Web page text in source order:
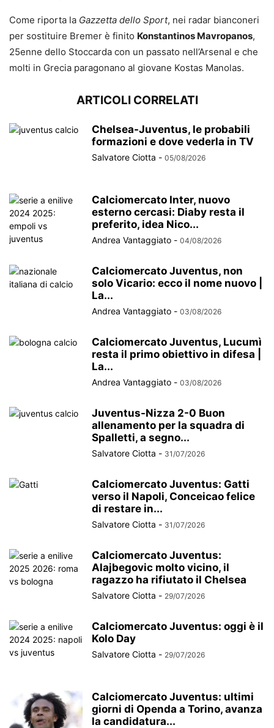
Come riporta la Gazzetta dello Sport, nei radar bianconeri
per sostituire Bremer è finito Konstantinos Mavropanos,
25enne dello Stoccarda con un passato nell’Arsenal e che
molti in Grecia paragonano al giovane Kostas Manolas.
ARTICOLI CORRELATI
Chelsea-Juventus, le probabili
formazioni e dove vederla in TV
Salvatore Ciotta - 05/08/2026
Calciomercato Inter, nuovo
esterno cercasi: Diaby resta il
preferito, idea Nico...
Andrea Vantaggiato - 04/08/2026
Calciomercato Juventus, non
solo Vicario: ecco il nome nuovo |
La...
Andrea Vantaggiato - 03/08/2026
Calciomercato Juventus, Lucumì
resta il primo obiettivo in difesa |
La...
Andrea Vantaggiato - 03/08/2026
Juventus-Nizza 2-0 Buon
allenamento per la squadra di
Spalletti, a segno...
Salvatore Ciotta - 31/07/2026
Calciomercato Juventus: Gatti
verso il Napoli, Conceicao felice
di restare in...
Salvatore Ciotta - 31/07/2026
Calciomercato Juventus:
Alajbegovic molto vicino, il
ragazzo ha rifiutato il Chelsea
Salvatore Ciotta - 29/07/2026
Calciomercato Juventus: oggi è il
Kolo Day
Salvatore Ciotta - 29/07/2026
Calciomercato Juventus: ultimi
giorni di Openda a Torino, avanza
la candidatura...